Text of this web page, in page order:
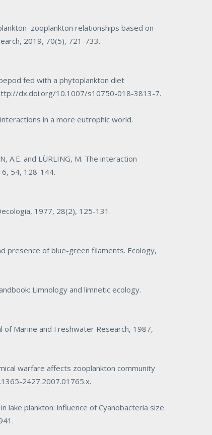
relationships based on
, 2019, 70(5), 721-733.
fed with a phytoplankton diet
dx.doi.org/10.1007/s10750-018-3813-7.
in a more eutrophic world.
A.E. and LÜRLING, M. The interaction
54, 128-144.
, 1977, 28(2), 125-131.
presence of blue-green filaments. Ecology,
Limnology and limnetic ecology.
of Marine and Freshwater Research, 1987,
warfare affects zooplankton community
2427.2007.01765.x.
lake plankton: influence of Cyanobacteria size
.